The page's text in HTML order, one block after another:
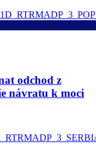
odchod z
návratu k moci